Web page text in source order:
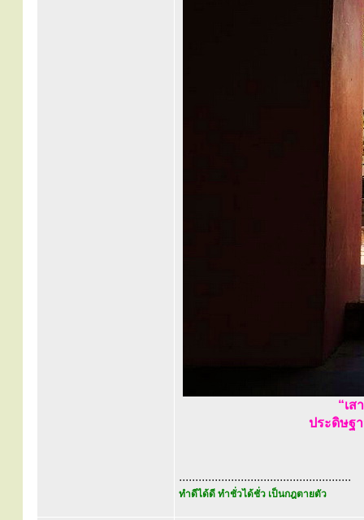
“เส
ประดิษฐ
.....................................................
ทำดีได้ดี ทำชั่วได้ชั่ว เป็นกฎตายตัว